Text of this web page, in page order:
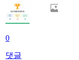
0
댓글